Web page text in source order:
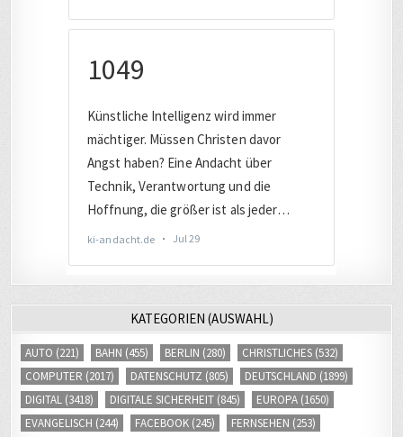
KATEGORIEN (AUSWAHL)
AUTO (221) BAHN (455) BERLIN (280) CHRISTLICHES (532)
COMPUTER (2017) DATENSCHUTZ (805) DEUTSCHLAND (1899)
DIGITAL (3418) DIGITALE SICHERHEIT (845) EUROPA (1650)
EVANGELISCH (244) FACEBOOK (245) FERNSEHEN (253)